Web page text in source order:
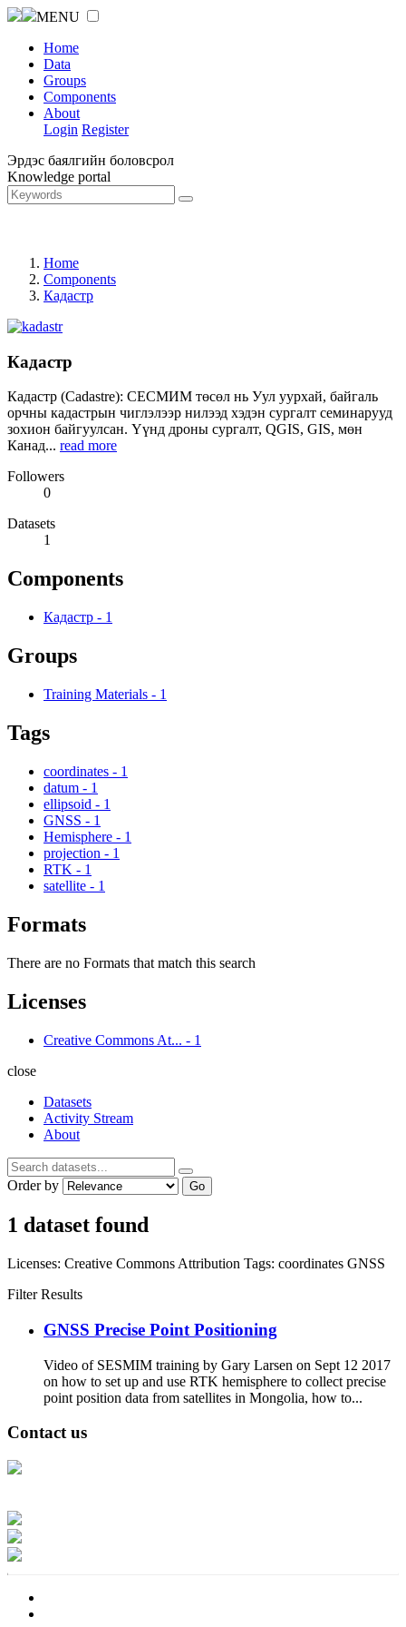
MENU
Home
Data
Groups
Components
About
Login Register
Эрдэс баялгийн боловсрол
Knowledge portal
Home
Components
Кадастр
Кадастр
Кадастр (Cadastre): СЕСМИМ төсөл нь Уул уурхай, байгаль
орчны кадастрын чиглэлээр нилээд хэдэн сургалт семинарууд
зохион байгуулсан. Үүнд дроны сургалт, QGIS, GIS, мөн
Канад... read more
Followers
0
Datasets
1
Components
Кадастр - 1
Groups
Training Materials - 1
Tags
coordinates - 1
datum - 1
ellipsoid - 1
GNSS - 1
Hemisphere - 1
projection - 1
RTK - 1
satellite - 1
Formats
There are no Formats that match this search
Licenses
Creative Commons At... - 1
close
Datasets
Activity Stream
About
Order by Go
1 dataset found
Licenses: Creative Commons Attribution Tags: coordinates GNSS
Filter Results
GNSS Precise Point Positioning
Video of SESMIM training by Gary Larsen on Sept 12 2017
on how to set up and use RTK hemisphere to collect precise
point position data from satellites in Mongolia, how to...
Contact us